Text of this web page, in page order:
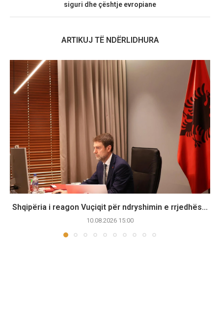
siguri dhe çështje evropiane
ARTIKUJ TË NDËRLIDHURA
Shqipëria i reagon Vuçiqit për ndryshimin e rrjedhës...
10.08.2026 15:00